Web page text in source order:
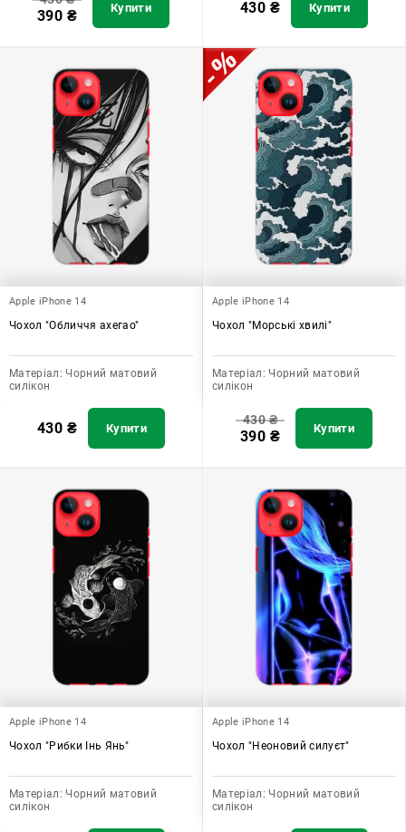
390 ₴ Купити 430 ₴ Купити
Apple iPhone 14
Чохол "Обличчя ахегао"
Матеріал: Чорний матовий
силікон
430 ₴ Купити
Apple iPhone 14
Чохол "Морські хвилі"
Матеріал: Чорний матовий
силікон
430₴
390 ₴ Купити
Apple iPhone 14
Чохол "Рибки Інь Янь"
Матеріал: Чорний матовий
силікон
Apple iPhone 14
Чохол "Неоновий силуєт"
Матеріал: Чорний матовий
силікон